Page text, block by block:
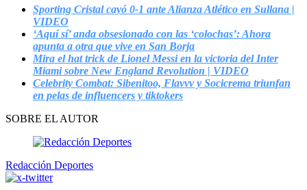
Sporting Cristal cayó 0-1 ante Alianza Atlético en Sullana |
VIDEO
‘Aquí sí’ anda obsesionado con las ‘colochas’: Ahora
apunta a otra que vive en San Borja
Mira el hat trick de Lionel Messi en la victoria del Inter
Miami sobre New England Revolution | VIDEO
Celebrity Combat: Sibenitoo, Flavvv y Socicrema triunfan
en pelas de influencers y tiktokers
SOBRE EL AUTOR
Redacción Deportes